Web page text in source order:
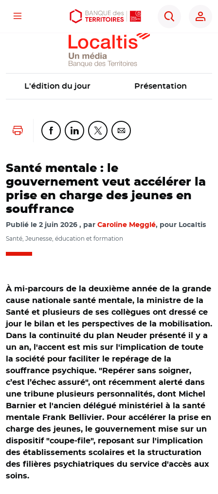
Aller
Aller
Ouvrir
d'accessibilité
Menu
Rechercher
Localtis
L'édition du jour Présentation
Lancer l'impressionPartager cette page sur Facebook
Partager cette page sur Linkedin
Partager cette page sur Twitter
Partager cette page sur
Santé mentale : le
gouvernement veut accélérer la
prise en charge des jeunes en
souffrance
Publié le 2 juin 2026 par Caroline Megglé, pour Localtis
Santé, Jeunesse, éducation et formation
À mi-parcours de la deuxième année de la grande
cause nationale santé mentale, la ministre de la
Santé et plusieurs de ses collègues ont dressé ce
jour le bilan et les perspectives de la mobilisation.
Dans la continuité du plan Neuder présenté il y a
un an, l'accent est mis sur l'implication de toute
la société pour faciliter le repérage de la
souffrance psychique. "Repérer sans soigner,
c’est l’échec assuré", ont récemment alerté dans
une tribune plusieurs personnalités, dont Michel
Barnier et l'ancien délégué ministériel à la santé
mentale Frank Bellivier. Pour accélérer la prise en
charge des jeunes, le gouvernement mise sur un
dispositif "coupe-file", reposant sur l'implication
des établissements scolaires et la structuration
des filières psychiatriques du service d'accès aux
soins.